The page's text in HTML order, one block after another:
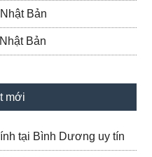
Bản
Bản
mới
tại Bình Dương uy tín